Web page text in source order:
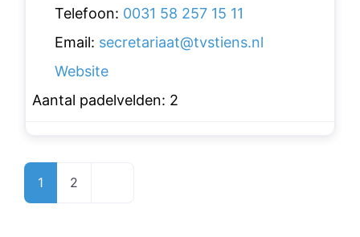
Telefoon: 0031 58 257 15 11
Email: secretariaat@tvstiens.nl
Website
Aantal padelvelden: 2
Posts
navigation
1 2